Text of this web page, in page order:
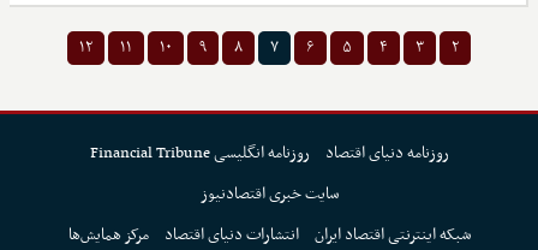
۲ ۳ ۴ ۵ ۶ ۷ ۸ ۹ ۱۰ ۱۱ ۱۲
روزنامه دنیای اقتصاد
روزنامه انگلیسی Financial Tribune
سایت خبری اقتصادنیوز
شبکه اینترنتی اقتصاد ایران انتشارات دنیای اقتصاد مرکز همایش‌ها